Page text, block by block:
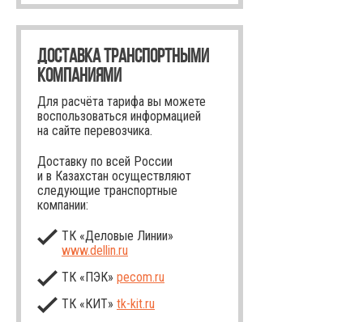
ДОСТАВКА ТРАНСПОРТНЫМИ
КОМПАНИЯМИ
Для расчёта тарифа вы можете
воспользоваться информацией
на сайте перевозчика.
Доставку по всей России
и в Казахстан осуществляют
следующие транспортные
компании:
ТК «Деловые Линии»
www.dellin.ru
ТК «ПЭК» pecom.ru
ТК «КИТ» tk-kit.ru